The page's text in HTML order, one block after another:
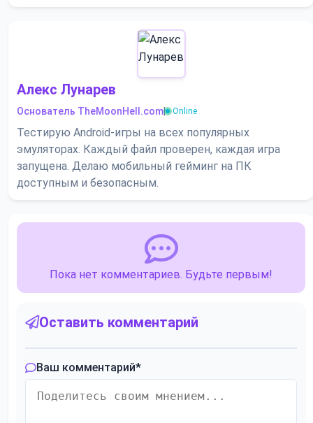
Алекс Лунарев
Основатель TheMoonHell.com| Online
Тестирую Android-игры на всех популярных
эмуляторах. Каждый файл проверен, каждая игра
запущена. Делаю мобильный гейминг на ПК
доступным и безопасным.
Пока нет комментариев. Будьте первым!
Оставить комментарий
Ваш комментарий*